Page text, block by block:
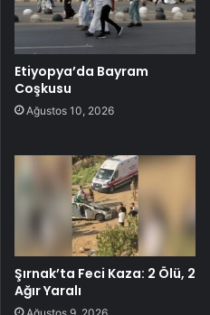
Etiyopya’da Bayram
Coşkusu
Ağustos 10, 2026
Şırnak’ta Feci Kaza: 2 Ölü, 2
Ağır Yaralı